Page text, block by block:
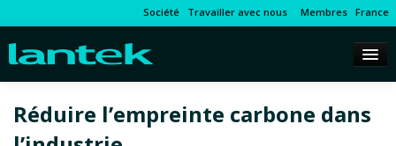
Société Travailler avec nous Membres France
Réduire l’empreinte carbone dans